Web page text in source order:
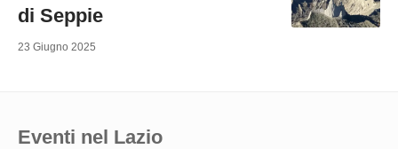
di Seppie
23 Giugno 2025
Eventi nel Lazio